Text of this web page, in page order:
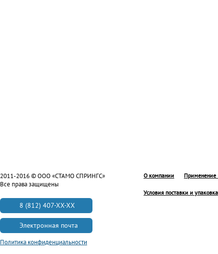
О компании Применение
Условия поставки и упаковка
2011-2016 © ООО «СТАМО СПРИНГС»
Все права защищены
8 (812) 407-XX-XX
Электронная почта
Политика конфиденциальности